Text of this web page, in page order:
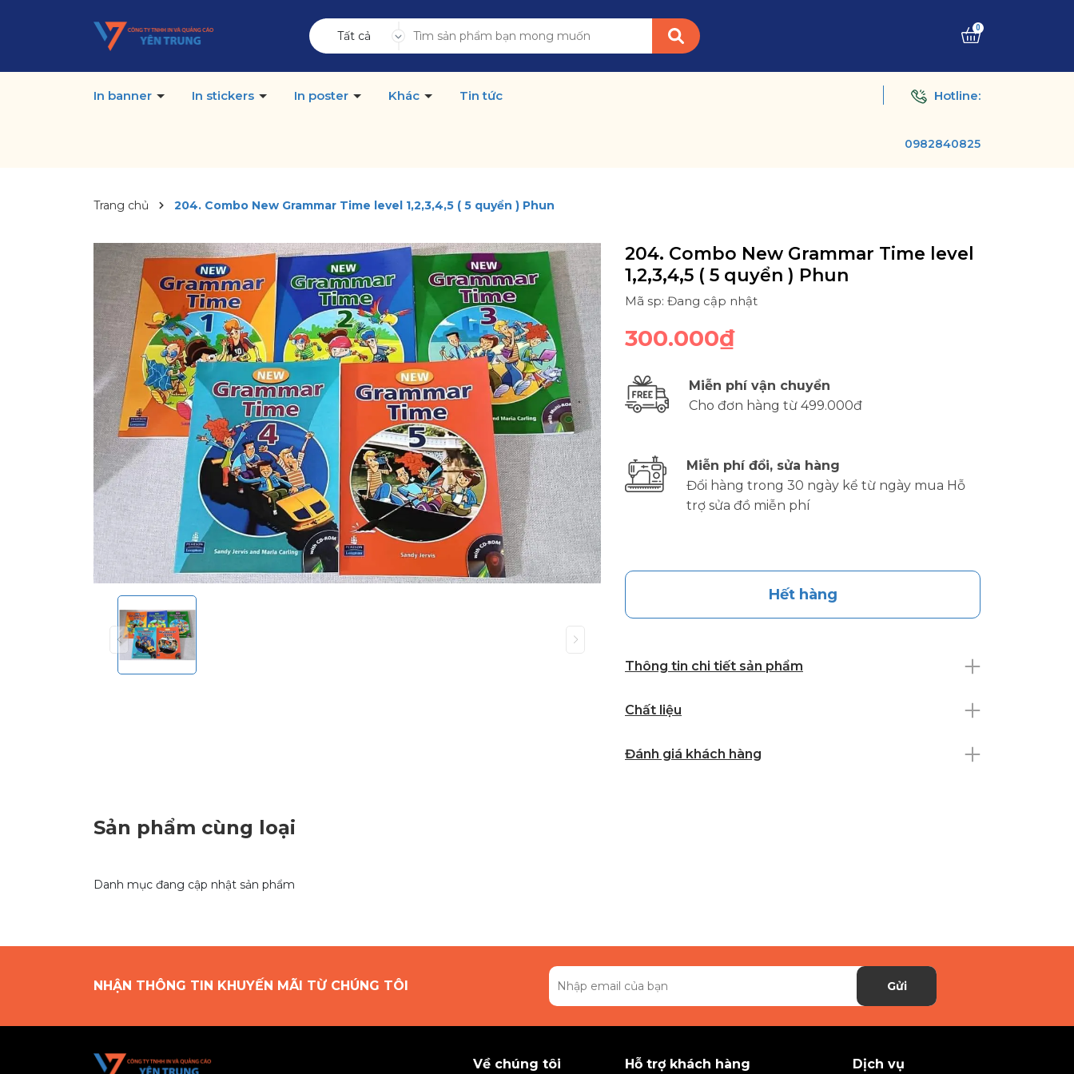
Tất cả
0
In banner In stickers In poster Khác Tin tức Hotline:
0982840825
Trang chủ 204. Combo New Grammar Time level 1,2,3,4,5 ( 5 quyển ) Phun
204. Combo New Grammar Time level
1,2,3,4,5 ( 5 quyển ) Phun
Mã sp: Đang cập nhật
300.000₫
Miễn phí vận chuyển
Cho đơn hàng từ 499.000đ
Miễn phí đổi, sửa hàng
Đổi hàng trong 30 ngày kể từ ngày mua Hỗ
trợ sửa đồ miễn phí
Hết hàng
Thông tin chi tiết sản phẩm
Chất liệu
Đánh giá khách hàng
Sản phẩm cùng loại
Danh mục đang cập nhật sản phẩm
NHẬN THÔNG TIN KHUYẾN MÃI TỪ CHÚNG TÔI Gửi
Về chúng tôi Hỗ trợ khách hàng Dịch vụ